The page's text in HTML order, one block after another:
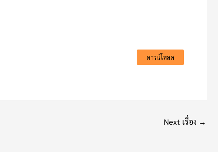
ดาวน์โหลด
Next เรื่อง →